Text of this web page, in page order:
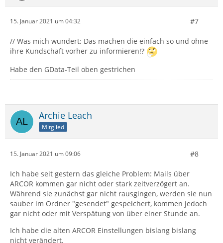
15. Januar 2021 um 04:32 #7
// Was mich wundert: Das machen die einfach so und ohne
ihre Kundschaft vorher zu informieren!?
Habe den GData-Teil oben gestrichen
Archie Leach
Mitglied
15. Januar 2021 um 09:06 #8
Ich habe seit gestern das gleiche Problem: Mails über
ARCOR kommen gar nicht oder stark zeitverzögert an.
Während sie zunächst gar nicht rausgingen, werden sie nun
sauber im Ordner "gesendet" gespeichert, kommen jedoch
gar nicht oder mit Verspätung von über einer Stunde an.
Ich habe die alten ARCOR Einstellungen bislang bislang
nicht verändert.